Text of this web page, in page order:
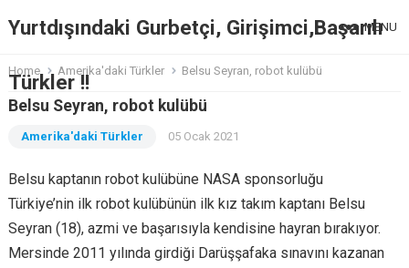
Yurtdışındaki Gurbetçi, Girişimci,Başarılı
Türkler !!
MENU
Home Amerika'daki Türkler Belsu Seyran, robot kulübü
Belsu Seyran, robot kulübü
Amerika'daki Türkler 05 Ocak 2021
Belsu kaptanın robot kulübüne NASA sponsorluğu
Türkiye’nin ilk robot kulübünün ilk kız takım kaptanı Belsu
Seyran (18), azmi ve başarısıyla kendisine hayran bırakıyor.
Mersinde 2011 yılında girdiği Darüşşafaka sınavını kazanan